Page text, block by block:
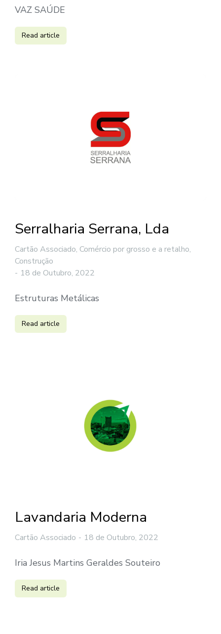
VAZ SAÚDE
Read article
Serralharia Serrana, Lda
Cartão Associado, Comércio por grosso e a retalho,
Construção
18 de Outubro, 2022
Estruturas Metálicas
Read article
Lavandaria Moderna
Cartão Associado 18 de Outubro, 2022
Iria Jesus Martins Geraldes Souteiro
Read article